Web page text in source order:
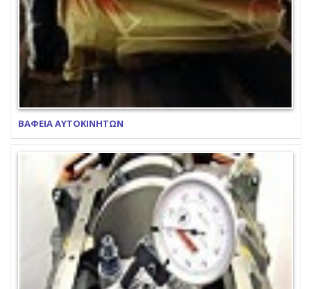
ΒΑΦΕΙΑ ΑΥΤΟΚΙΝΗΤΩΝ